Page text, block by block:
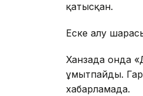
қатысқан.
Еске алу
Ханзада онда
ұмытпайды.
хабарламада.